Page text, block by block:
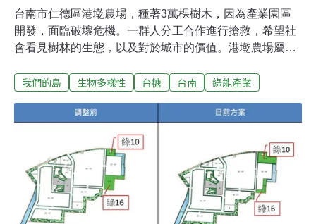
台南市仁德區港墘農場，種著3萬棵樹木，因為產業園區
開發，面臨破壞危機。一群人分工合作進行搶救，希望社
會看見樹林的生態，以及對於城市的價值。港墘農場屬於
原生種茄苳、無患子，非原生種白千層、桃花心木以及其
等平地造林區域，樹林底層多數光禿禿，但是港墘農場已
經有蕨類等林下生態。土地上，目前規劃綠能產業園區，
但是因為60公頃農場內，種有3萬棵左右的樹木，移樹開
發引起爭議。鄰近有機農場 農民擔心受影響徐紫珊向台糖
租地，在港墘農場旁設立有機牧場 ，種植有機農作製成飼
料。擔心一旦開發，有機產業受到影響。台南市政府在地
方舉辦說明會，說明中央在沙崙農場推動沙崙智慧綠能科
我們的島 生物多樣性 台糖 台南 綠能產業